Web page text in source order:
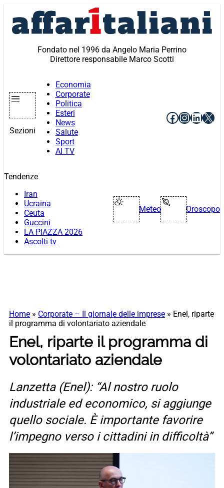
contenuto
Fondato nel 1996 da Angelo Maria Perrino
Direttore responsabile Marco Scotti
Sezioni
Economia
Corporate
Politica
Esteri
News
Salute
Sport
AI TV
Facebook
X
Tendenze
Iran
Ucraina
Ceuta
Guccini
LA PIAZZA 2026
Ascolti tv
Meteo Oroscopo
Home » Corporate – Il giornale delle imprese » Enel, riparte
il programma di volontariato aziendale
Enel, riparte il programma di
volontariato aziendale
Lanzetta (Enel): “Al nostro ruolo
industriale ed economico, si aggiunge
quello sociale. È importante favorire
l’impegno verso i cittadini in difficoltà”